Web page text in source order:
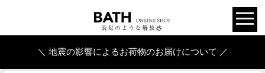
＼ 地震の影響によるお荷物のお届けについて ／